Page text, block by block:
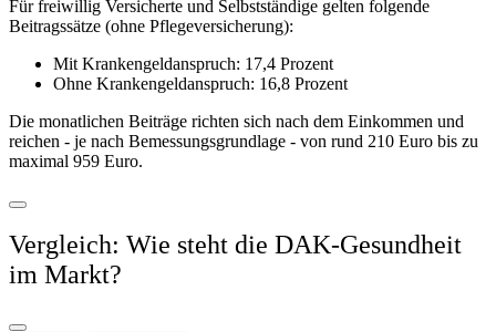
Für freiwillig Versicherte und Selbstständige gelten folgende
Beitragssätze (ohne Pflegeversicherung):
Mit Krankengeldanspruch: 17,4 Prozent
Ohne Krankengeldanspruch: 16,8 Prozent
Die monatlichen Beiträge richten sich nach dem Einkommen und
reichen - je nach Bemessungsgrundlage - von rund 210 Euro bis zu
maximal 959 Euro.
Vergleich: Wie steht die DAK-Gesundheit
im Markt?